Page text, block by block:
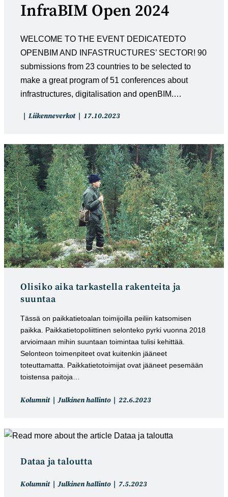
InfraBIM Open 2024
WELCOME TO THE EVENT DEDICATEDTO
OPENBIM AND INFASTRUCTURES’ SECTOR! 90
submissions from 23 countries to be selected to
make a great program of 51 conferences about
infrastructures, digitalisation and openBIM.…
Artikkelin
Liikenneverkot
Artikkeli
17.10.2023
Olisiko aika tarkastella rakenteita ja
suuntaa
Tässä on paikkatietoalan toimijoilla peiliin katsomisen
paikka. Paikkatietopoliittinen selonteko pyrki vuonna 2018
arvioimaan mihin suuntaan toimintaa tulisi kehittää.
Selonteon toimenpiteet ovat kuitenkin jääneet
toteuttamatta. Paikkatietotoimijat ovat jääneet pesemään
toistensa paitoja…
Artikkelin
Kolumnit Julkinen hallinto
Artikkeli
22.6.2023
Dataa ja taloutta
Artikkelin
Kolumnit Julkinen hallinto
Artikkeli
7.5.2023